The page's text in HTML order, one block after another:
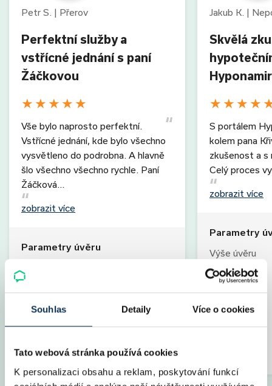
Souhlas Detaily Více o cookies
Tato webová stránka používá cookies
K personalizaci obsahu a reklam, poskytování funkcí
Petr S. | Přerov
Perfektní služby a
vstřícné jednání s paní
Žáčkovou
★★★★★
Vše bylo naprosto perfektní.
Vstřícné jednání, kde bylo všechno
vysvětleno do podrobna. A hlavně
šlo všechno všechno rychle. Paní
Žáčková…
zobrazit více
Parametry úvěru
Splatnost
Měs. splátka
8 231 Kč
Úrok
2,09 %
Fixace
5 let
Specialista
Jana Žáčková
Jakub K. |
Skvělá
★★★★
S portálem
kolem pana
zkušenost a s
Celý proces
zobrazit více
Parametry
Výše úvěru
Splatnost
Měs. splátka
Úrok
Fixace
LTV